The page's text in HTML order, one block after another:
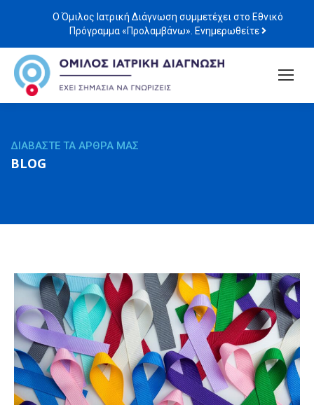
Ο Όμιλος Ιατρική Διάγνωση συμμετέχει στο Εθνικό
Πρόγραμμα «Προλαμβάνω». Ενημερωθείτε
ΔΙΑΒΑΣΤΕ ΤΑ ΑΡΘΡΑ ΜΑΣ
BLOG